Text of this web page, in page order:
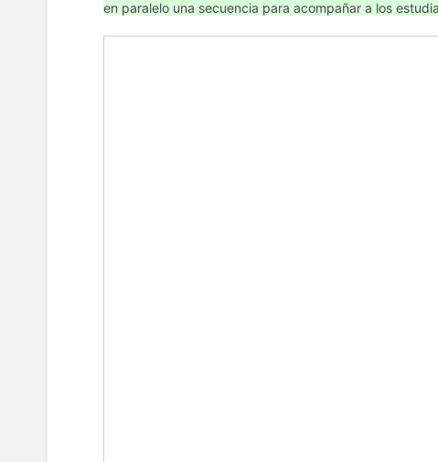
en paralelo una secuencia para acompañar a los